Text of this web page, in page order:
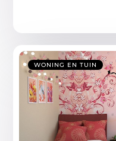
WONING EN TUIN